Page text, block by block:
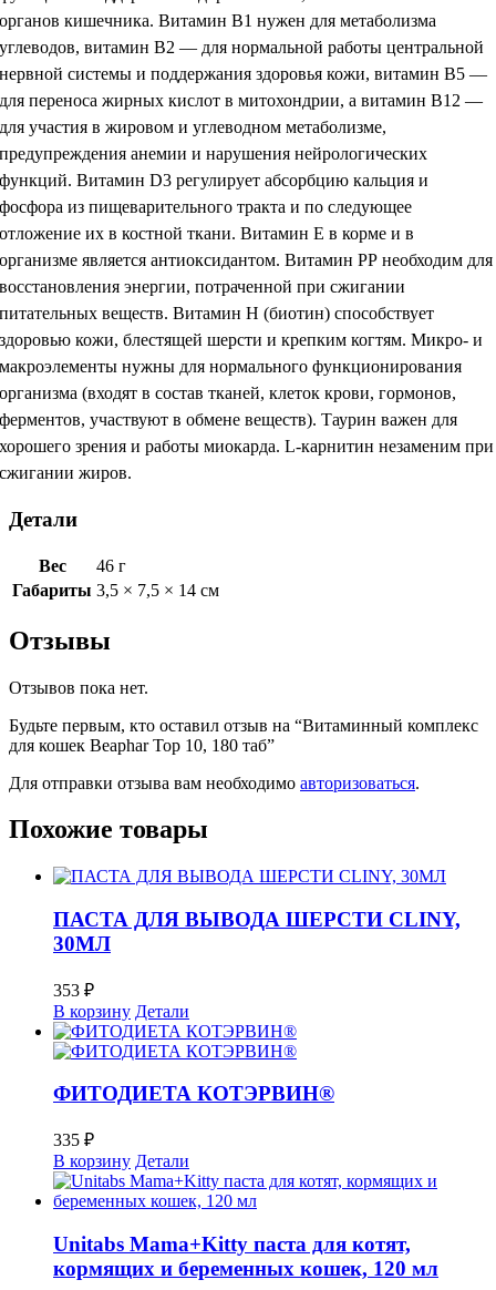
органов кишечника. Витамин В1 нужен для метаболизма
углеводов, витамин В2 — для нормальной работы центральной
нервной системы и поддержания здоровья кожи, витамин B5 —
для переноса жирных кислот в митохондрии, а витамин В12 —
для участия в жировом и углеводном метаболизме,
предупреждения анемии и нарушения нейрологических
функций. Витамин D3 регулирует абсорбцию кальция и
фосфора из пищеварительного тракта и по следующее
отложение их в костной ткани. Витамин Е в корме и в
организме является антиоксидантом. Витамин РР необходим для
восстановления энергии, потраченной при сжигании
питательных веществ. Витамин Н (биотин) способствует
здоровью кожи, блестящей шерсти и крепким когтям. Микро- и
макроэлементы нужны для нормального функционирования
организма (входят в состав тканей, клеток крови, гормонов,
ферментов, участвуют в обмене веществ). Таурин важен для
хорошего зрения и работы миокарда. L-карнитин незаменим при
сжигании жиров.
Детали
Вес
46 г
Габариты 3,5 × 7,5 × 14 см
Отзывы
Отзывов пока нет.
Будьте первым, кто оставил отзыв на “Витаминный комплекс
для кошек Beaphar Top 10, 180 таб”
Для отправки отзыва вам необходимо авторизоваться.
Похожие товары
ПАСТА ДЛЯ ВЫВОДА ШЕРСТИ CLINY,
30МЛ
353 ₽
В корзину Детали
ФИТОДИЕТА КОТЭРВИН®
335 ₽
В корзину Детали
Unitabs Mama+Kitty паста для котят,
кормящих и беременных кошек, 120 мл